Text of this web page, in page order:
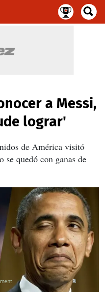
a Messi,
lograr'
de América visitó
se quedó con ganas de
X